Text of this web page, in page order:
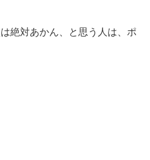
対あかん、と思う人は、ポ